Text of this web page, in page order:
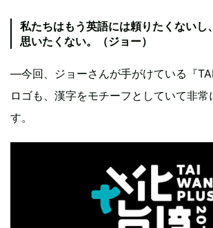
私たちはもう英語には頼りたくないし
思いたくない。（ジョー）
—今回、ジョーさんが手がけている『
ロゴも、漢字をモチーフとしていて非常
す。